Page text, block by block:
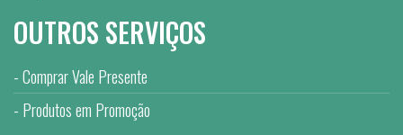
OUTROS SERVIÇOS
Comprar Vale Presente
Produtos em Promoção